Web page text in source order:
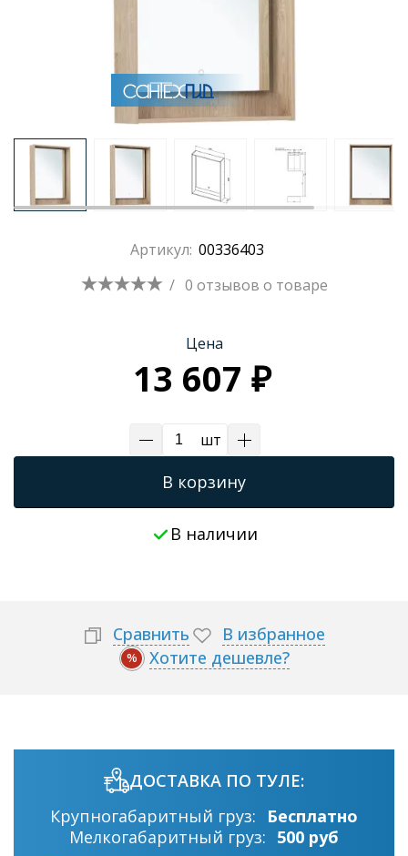
Полотенцесушители
Аксессуары для ванных комнат
Зеркала
Душевые поддоны
Душевые уголки и ограждения
Артикул: 00336403
/ 0 отзывов о товаре
Цена
13 607 ₽
шт
В корзину
В наличии
Сравнить В избранное
% Хотите дешевле?
ДОСТАВКА ПО ТУЛЕ:
Крупногабаритный груз:
Бесплатно
Мелкогабаритный груз: 500 руб